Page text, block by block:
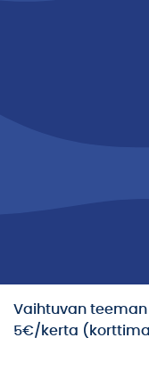
Vaihtuvan
5€/kerta